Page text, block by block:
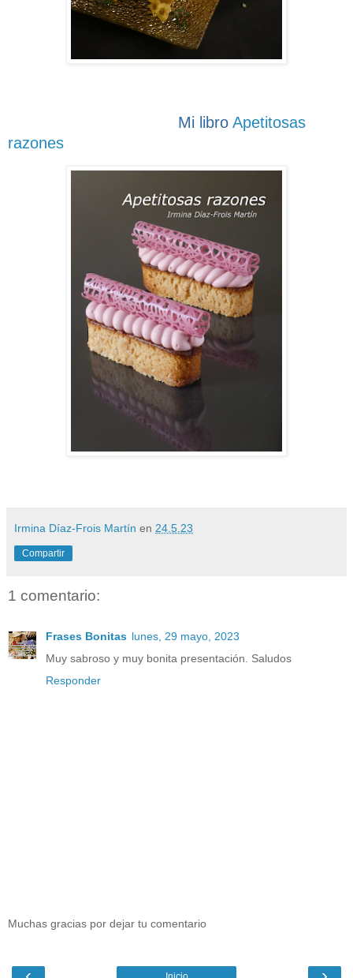
Mi libro Apetitosas
razones
Irmina Díaz-Frois Martín en 24.5.23
Compartir
1 comentario:
Frases Bonitas lunes, 29 mayo, 2023
Muy sabroso y muy bonita presentación. Saludos
Responder
Muchas gracias por dejar tu comentario